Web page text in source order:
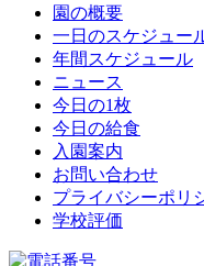
園の概要
一日のスケジュー
年間スケジュール
ニュース
今日の1枚
今日の給食
入園案内
お問い合わせ
プライバシーポリ
学校評価